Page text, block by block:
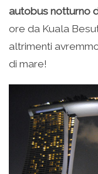
autobus notturno
ore da Kuala
altrimenti
di mare!